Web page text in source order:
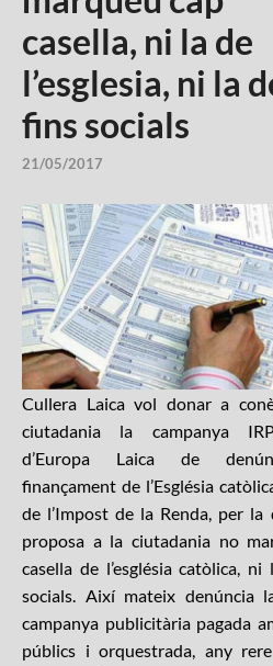
casella, ni la de
l’esglesia, ni la
fins socials
21/05/2017
Cullera Laica vol donar a
ciutadania la campanya
d’Europa Laica de
finançament de l’Església
de l’Impost de la Renda, per la
proposa a la ciutadania no
casella de l’església catòlica,
socials. Així mateix denúncia
campanya publicitària pagada
públics i orquestrada, any